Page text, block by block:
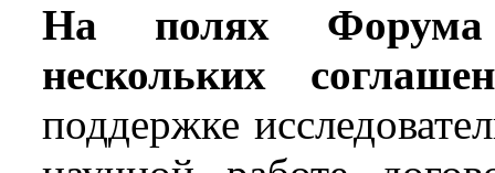
На полях Форума
нескольких
поддержке